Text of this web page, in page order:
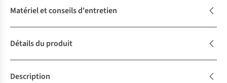
Matériel et conseils d'entretien
Détails du produit
Description